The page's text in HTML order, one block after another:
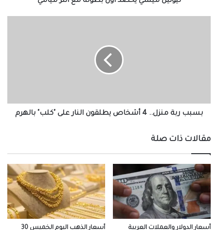
"كلب"
بالهرم
بسبب ربة منزل.. 4 أشخاص يطلقون النار على "كلب" بالهرم
مقالات ذات صلة
أسعار الدولار والعملات العربية أسعار الذهب اليوم الخميس 30